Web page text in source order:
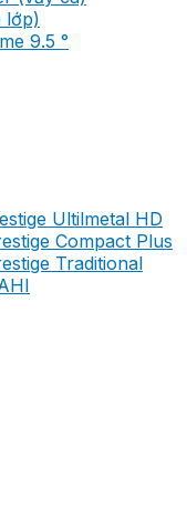
lớp)
9.5 °
Ultilmetal HD
Compact Plus
Traditional